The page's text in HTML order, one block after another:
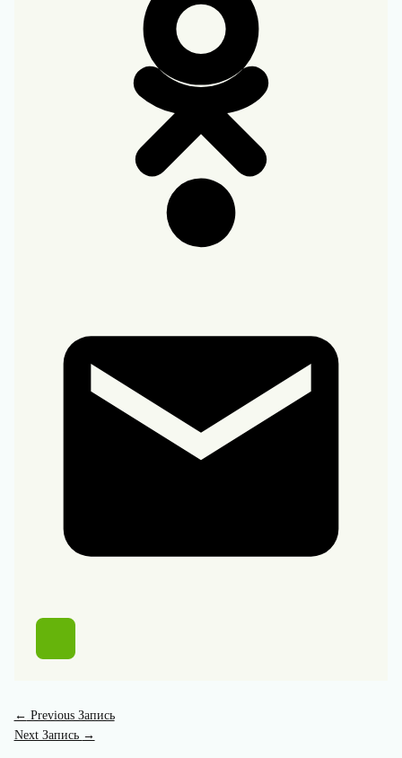
← Previous Запись
Next Запись →